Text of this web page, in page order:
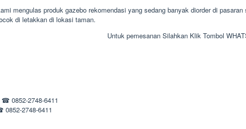
mengulas produk gazebo rekomendasi yang sedang banyak diorder di
di letakkan di lokasi taman.
Untuk pemesanan Silahkan Klik Tombol
2748-6411